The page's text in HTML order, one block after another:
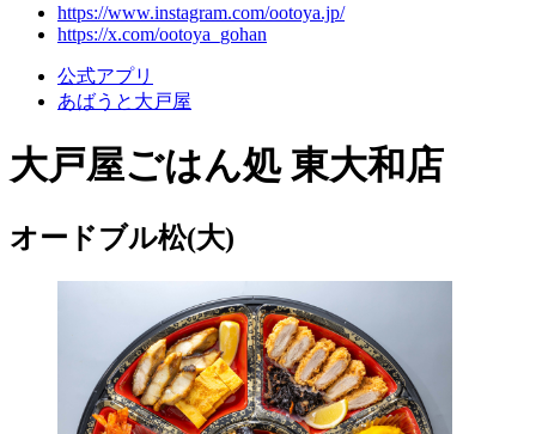
https://www.instagram.com/ootoya.jp/
https://x.com/ootoya_gohan
公式アプリ
あばうと大戸屋
大戸屋ごはん処 東大和店
オードブル松(大)